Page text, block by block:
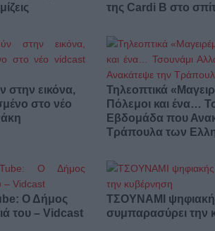
της Cardi B στο
στην εικόνα,
στο νέο
Τηλεοπτικά
Πόλεμοι και ένα…
Εβδομάδα που
Τράπουλα των
Ο Δήμος
του – Vidcast
ΤΣΟΥΝΑΜΙ
συμπαρασύρει την